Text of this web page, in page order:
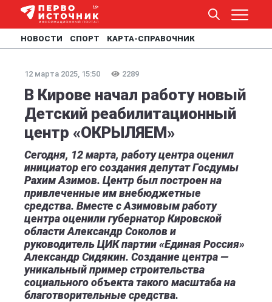
НОВОСТИ СПОРТ КАРТА-СПРАВОЧНИК
12 марта 2025, 15:50 2289
В Кирове начал работу новый
Детский реабилитационный
центр «ОКРЫЛЯЕМ»
Сегодня, 12 марта, работу центра оценил
инициатор его создания депутат Госдумы
Рахим Азимов. Центр был построен на
привлеченные им внебюджетные
средства. Вместе с Азимовым работу
центра оценили губернатор Кировской
области Александр Соколов и
руководитель ЦИК партии «Единая Россия»
Александр Сидякин. Создание центра —
уникальный пример строительства
социального объекта такого масштаба на
благотворительные средства.